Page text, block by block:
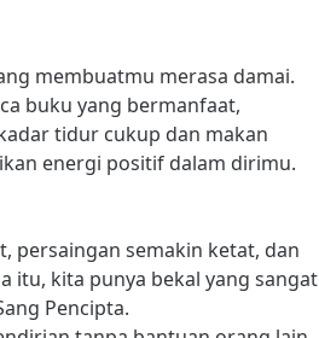
membuatmu merasa damai.
buku yang bermanfaat,
tidur cukup dan makan
energi positif dalam dirimu.
persaingan semakin ketat, dan
itu, kita punya bekal yang sangat
Pencipta.